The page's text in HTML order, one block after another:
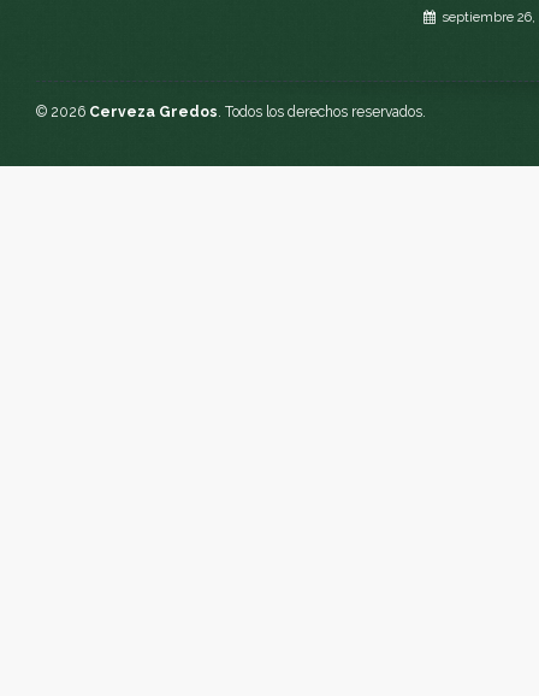
septiembre 26,
© 2026 Cerveza Gredos. Todos los derechos reservados.